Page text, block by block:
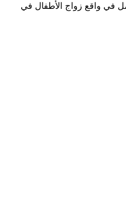
في واقع زواج الأطفال في